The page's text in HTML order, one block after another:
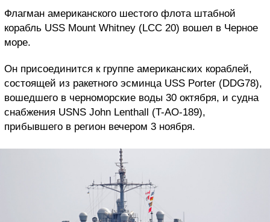
Флагман американского шестого флота штабной
корабль USS Mount Whitney (LCC 20) вошел в Черное
море.
Он присоединится к группе американских кораблей,
состоящей из ракетного эсминца USS Porter (DDG78),
вошедшего в черноморские воды 30 октября, и судна
снабжения USNS John Lenthall (T-AO-189),
прибывшего в регион вечером 3 ноября.